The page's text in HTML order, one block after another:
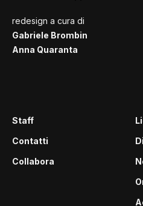
redesign a cura di
Gabriele Brombin
Anna Quaranta
Staff
Contatti
Collabora